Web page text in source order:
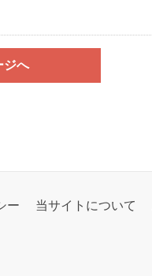
ジへ
ー 当サイトについて